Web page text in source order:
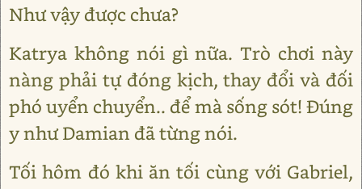
Như vậy được chưa?
Katrya không nói gì nữa. Trò chơi này
nàng phải tự đóng kịch, thay đổi và đối
phó uyển chuyển.. để mà sống sót! Đúng
y như Damian đã từng nói.
Tối hôm đó khi ăn tối cùng với Gabriel,